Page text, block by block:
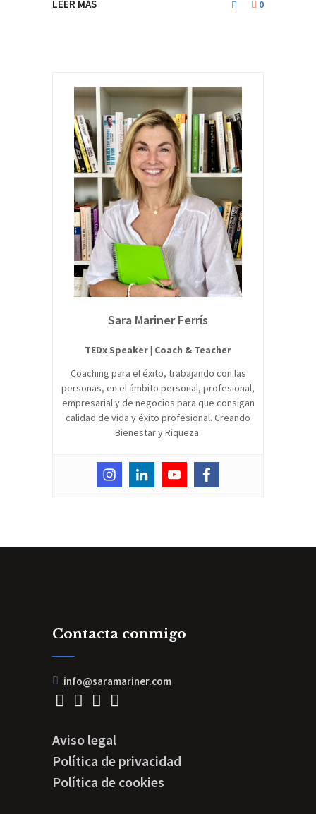
LEER MÁS 0
Sara Mariner Ferrís
TEDx Speaker | Coach & Teacher
Coaching para el éxito, trabajando con las
personas, en el ámbito personal, profesional,
empresarial y de negocios para que consigan
calidad de vida y éxito profesional. Creando
Bienestar y Riqueza.
Contacta conmigo
info@saramariner.com
Aviso legal
Política de privacidad
Política de cookies